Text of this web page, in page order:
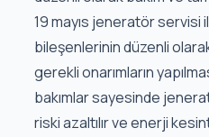
19 mayıs jeneratör
bileşenlerinin düzenli
gerekli onarımların
bakımlar sayesinde
riski azaltılır ve enerji